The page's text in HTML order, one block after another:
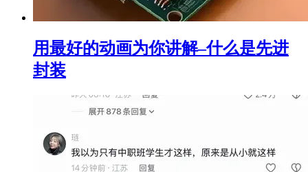
用最好的动画为你讲解–什么是先进
封装